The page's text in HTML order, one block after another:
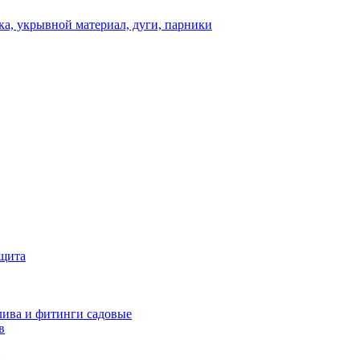
укрывной материал, дуги, парники
и фитинги садовые